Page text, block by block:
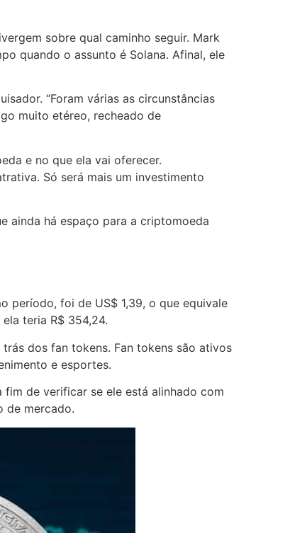
sobre qual caminho seguir. Mark
quando o assunto é Solana. Afinal, ele
“Foram várias as circunstâncias
muito etéreo, recheado de
e no que ela vai oferecer.
Só será mais um investimento
ainda há espaço para a criptomoeda
período, foi de US$ 1,39, o que equivale
teria R$ 354,24.
dos fan tokens. Fan tokens são ativos
e esportes.
de verificar se ele está alinhado com
de mercado.